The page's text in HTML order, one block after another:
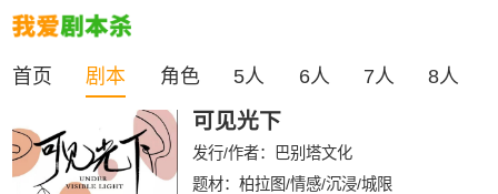
首页 剧本 角色 5人 6人 7人 8人
可见光下
发行/作者：
巴别塔文化
题材：柏拉图/情感/沉浸/城限